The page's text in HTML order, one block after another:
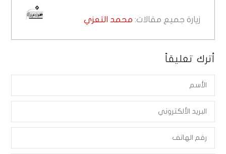
زيارة جميع مقالات: محمد التعزي
أترك تعليقاً